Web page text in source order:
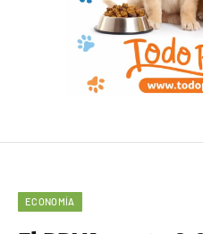
ECONOMÍA